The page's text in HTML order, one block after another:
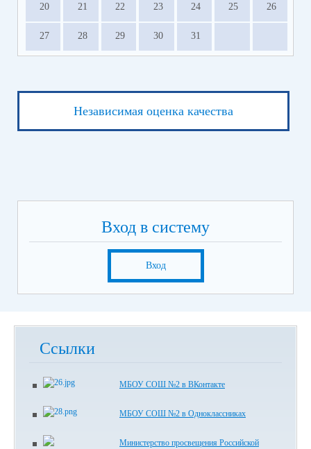
20 21 22 23 24 25 26
27 28 29 30 31
Независимая оценка качества
Вход в систему
Вход
Ссылки
МБОУ СОШ №2 в ВКонтакте
МБОУ СОШ №2 в Одноклассниках
Министерство просвещения Российской